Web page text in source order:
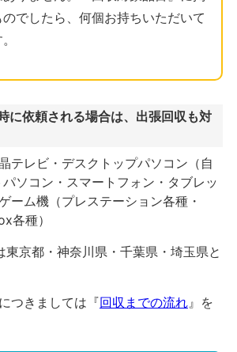
でしたら、何個お持ちいただいて
に依頼される場合は、出張回収も対
テレビ・デスクトップパソコン（自
ソコン・スマートフォン・タブレッ
ーム機（プレステーション各種・
各種）
東京都・神奈川県・千葉県・埼玉県と
つきましては『回収までの流れ』を